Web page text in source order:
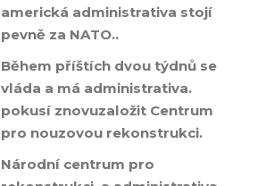
americká administrativa stojí
pevně za NATO..
Během příštích dvou týdnů se
vláda a má administrativa.
pokusí znovuzaložit Centrum
pro nouzovou rekonstrukci.
Národní centrum pro